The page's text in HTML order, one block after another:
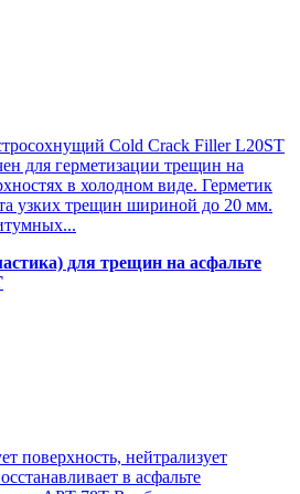
Cold Crack Filler L20SТ
для герметизации трещин на
в холодном виде. Герметик
узких трещин шириной до 20 мм.
для трещин на асфальте
поверхность, нейтрализует
в асфальте